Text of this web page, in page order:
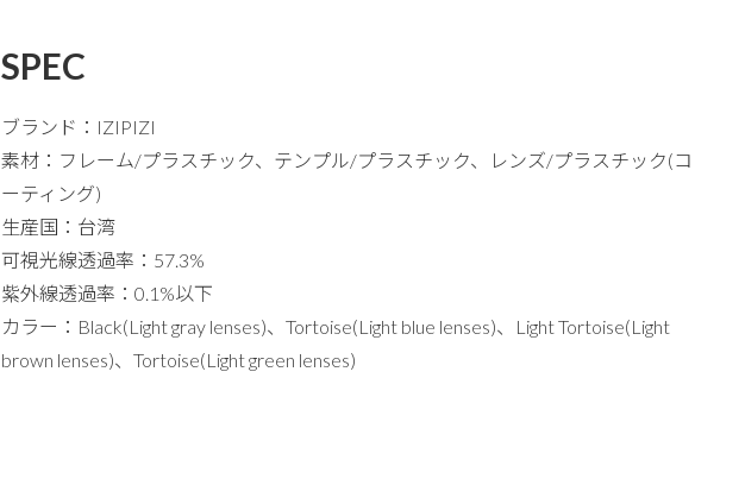
SPEC
ブランド：IZIPIZI
素材：フレーム/プラスチック、テンプル/プラスチック、レンズ/プラスチック(コ
ーティング)
生産国：台湾
可視光線透過率：57.3%
紫外線透過率：0.1%以下
カラー：Black(Light gray lenses)、Tortoise(Light blue lenses)、Light Tortoise(Light
brown lenses)、Tortoise(Light green lenses)